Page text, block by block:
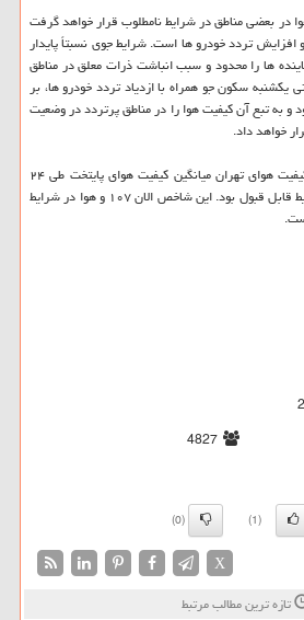
كیفیت هوا در بعضی مناطق در شرایط نامطلوب قرار خواهد گرفت
تردد خودرو ها است. شرایط جوی نسبتاً پایدار
ها را محدود و سبب انباشت ذرات معلق در مناطق
یكشنبه سكون جو همراه با ازدیاد تردد خودرو ها، بر
به تبع آن كیفیت هوا را در مناطق پرتردد در وضعیت
خواهد داد.
بر اساس اعلام شركت كنترل كیفیت هوای تهران میانگین كیفیت هوای پایتخت طی ۲۴
ساعت گذشته ۸۹ و هوا در شرایط قابل قبول بود. این شاخص الان ۱۰۷ و هوا در شرایط
4827
(1)
(0)
X
تازه ترین مطالب مرتبط